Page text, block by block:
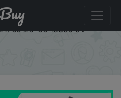
LiitoKala Lii-S12 For
3.7V NiMH 1.2V Li-FePO4
26700 18350 9V